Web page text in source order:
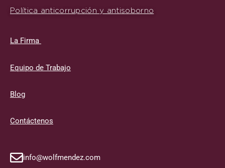
Política anticorrupción y antisoborno
La Firma
Equipo de Trabajo
Blog
Contáctenos
info@wolfmendez.com